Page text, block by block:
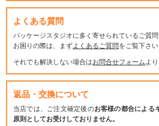
よくある質問
パッケージスタジオに多く寄せられているご質問
お困りの際は、まずよくあるご質問をご覧下さい
それでも解決しない場合はお問合せフォーム よ
返品・交換について
当店では、ご注文確定後のお客様の都合による
原則としてお受けしておりません。